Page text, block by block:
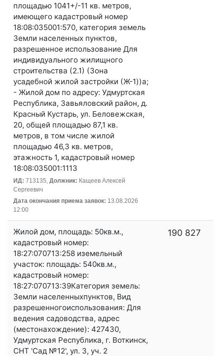
площадью 1041+/-11 кв. метров,
имеющего кадастровый номер
18:08:035001:570, категория земель
Земли населенных пунктов,
разрешенное использование Для
индивидуального жилищного
строительства (2.1) (Зона
усадебной жилой застройки (Ж-1))а;
- Жилой дом по адресу: Удмуртская
Республика, Завьяловский район, д.
Красный Кустарь, ул. Беловежская,
20, общей площадью 87,1 кв.
метров, в том числе жилой
площадью 46,3 кв. метров,
этажность 1, кадастровый номер
18:08:035001:1113
ИД: 713135, Должник: Кащеев Алексей
Сергеевич
Дата окончания приема заявок: 13.08.2026
12:00
Жилой дом, площадь: 50кв.м.,
кадастровый номер:
18:27:070713:258 иземельный
участок: площадь: 540кв.м.,
кадастровый номер:
18:27:070713:39Категория земель:
Земли населенныхпунктов, Вид
разрешенногоиспользования: Для
ведения садоводства, адрес
(местонахождение): 427430,
Удмуртская Республика, г. Воткинск,
СНТ 'Сад №12', ул. 3, уч. 2
190 827